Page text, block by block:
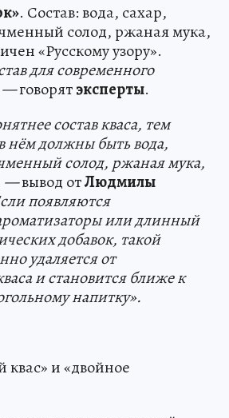
. Состав: вода, сахар,
солод, ржаная мука,
«Русскому узору».
для современного
—говорятэксперты.
состав кваса, тем
нём должны быть вода,
солод, ржаная мука,
—вывод отЛюдмилы
появляются
или длинный
добавок, такой
удаляется от
и становится ближе к
напитку».
квас» и «двойное